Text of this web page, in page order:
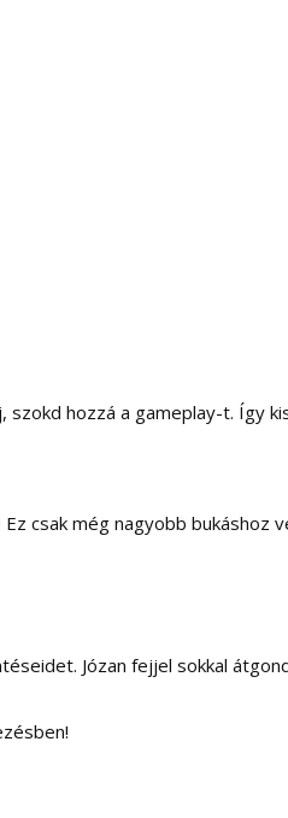
hozzá a gameplay-t. Így
csak még nagyobb
Józan fejjel sokkal